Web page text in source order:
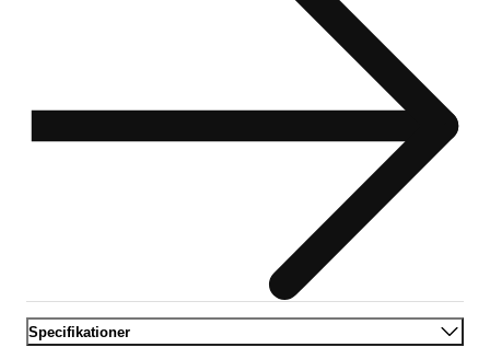
Specifikationer